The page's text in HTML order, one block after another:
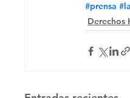
#prensa
Derechos